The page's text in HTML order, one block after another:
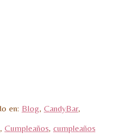
en: Blog, CandyBar,
, Cumpleaños, cumpleaños